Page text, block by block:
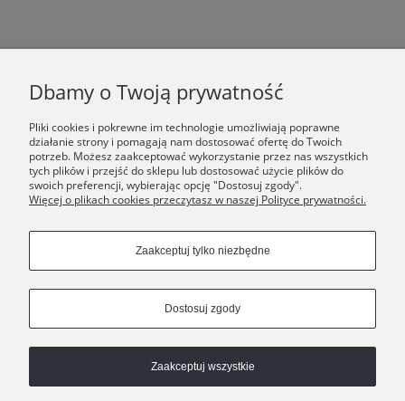
ŚWIAT ORSKA
Dołącz do nas:
Copyrights © 2024 - ORSKA
Dbamy o Twoją prywatność
Pliki cookies i pokrewne im technologie umożliwiają poprawne
działanie strony i pomagają nam dostosować ofertę do Twoich
potrzeb. Możesz zaakceptować wykorzystanie przez nas wszystkich
tych plików i przejść do sklepu lub dostosować użycie plików do
swoich preferencji, wybierając opcję "Dostosuj zgody".
Więcej o plikach cookies przeczytasz w naszej Polityce prywatności.
Zaakceptuj tylko niezbędne
Dostosuj zgody
Zaakceptuj wszystkie